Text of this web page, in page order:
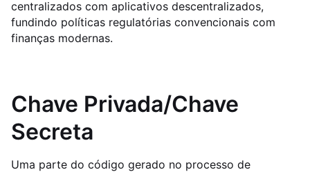
centralizados com aplicativos descentralizados,
fundindo políticas regulatórias convencionais com
finanças modernas.
Chave Privada/Chave
Secreta
Uma parte do código gerado no processo de